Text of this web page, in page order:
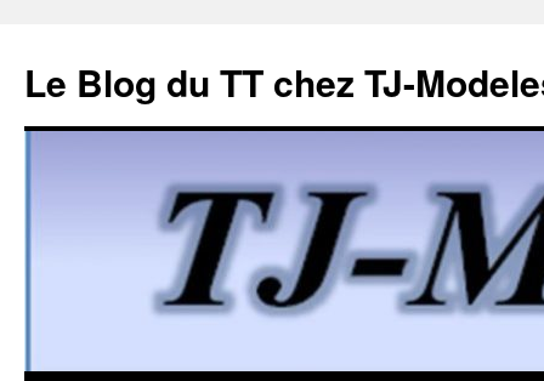
Le Blog du TT chez TJ-